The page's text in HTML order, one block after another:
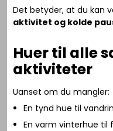
Det betyder, at du kan
aktivitet og kolde
Huer til alle
aktiviteter
Uanset om du mangler:
En tynd hue til
En varm vinterhue til